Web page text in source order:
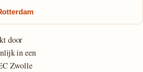
door
in een
Zwolle